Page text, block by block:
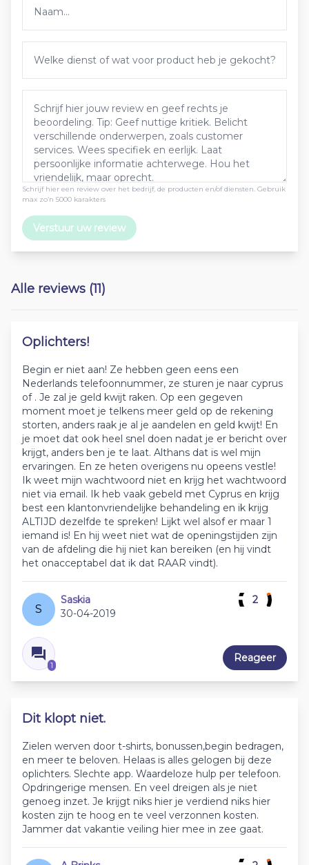
Schrijf hier een review over het bedrijf, de producten en/of diensten. Gebruik
max zo’n 5000 karakters
Verstuur uw review
Alle reviews (11)
Oplichters!
Begin er niet aan! Ze hebben geen eens een
Nederlands telefoonnummer, ze sturen je naar cyprus
of . Je zal je geld kwijt raken. Op een gegeven
moment moet je telkens meer geld op de rekening
storten, anders raak je al je aandelen en geld kwijt! En
je moet dat ook heel snel doen nadat je er bericht over
krijgt, anders ben je te laat. Althans dat is wel mijn
ervaringen. En ze heten overigens nu opeens vestle!
Ik weet mijn wachtwoord niet en krijg het wachtwoord
niet via email. Ik heb vaak gebeld met Cyprus en krijg
best een klantonvriendelijke behandeling en ik krijg
ALTIJD dezelfde te spreken! Lijkt wel alsof er maar 1
iemand is! En hij weet niet wat de openingstijden zijn
van de afdeling die hij niet kan bereiken (en hij vindt
het onacceptabel dat ik dat RAAR vindt).
S
Saskia
30-04-2019
1
2
Reageer
Dit klopt niet.
Zielen werven door t-shirts, bonussen,begin bedragen,
en meer te beloven. Helaas is alles gelogen bij deze
oplichters. Slechte app. Waardeloze hulp per telefoon.
Opdringerige mensen. En veel dreigen als je niet
genoeg inzet. Je krijgt niks hier je verdiend niks hier
kosten zijn te hoog en te veel verzonnen kosten.
Jammer dat vakantie veiling hier mee in zee gaat.